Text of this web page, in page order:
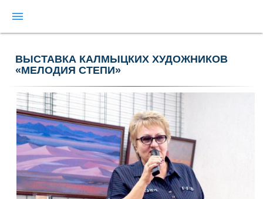
menu
ВЫСТАВКА КАЛМЫЦКИХ ХУДОЖНИКОВ
«МЕЛОДИЯ СТЕПИ»